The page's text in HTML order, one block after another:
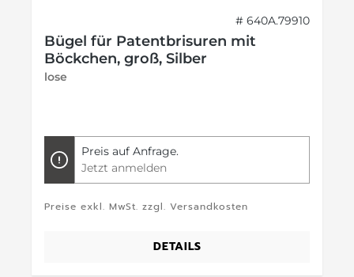
# 640A.79910
Bügel für Patentbrisuren mit
Böckchen, groß, Silber
lose
Preis auf Anfrage.
Jetzt anmelden
Preise exkl. MwSt. zzgl. Versandkosten
DETAILS